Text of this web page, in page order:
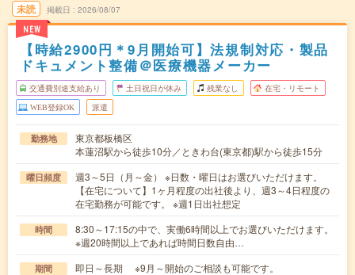
未読
NEW
掲載日 2026/08/07
【時給2900円＊9月開始可】法規制対応・製品
ドキュメント整備＠医療機器メーカー
交通費別途支給あり 土日祝日が休み 残業なし 在宅・リモート
WEB登録OK 派遣
勤務地
東京都板橋区
本蓮沼駅から徒歩10分／ときわ台(東京都)駅から徒歩15分
曜日頻度
週3～5日（月～金） ※日数・曜日はお選びいただけます。
【在宅について】1ヶ月程度の出社後より、週3～4日程度の
在宅勤務が可能です。 ※週1日出社想定
時間
8:30～17:15の中で、実働6時間以上でお選びいただけます。
※週20時間以上であれば時間日数自由…
期間 即日～長期 ※9月～開始のご相談も可能です。